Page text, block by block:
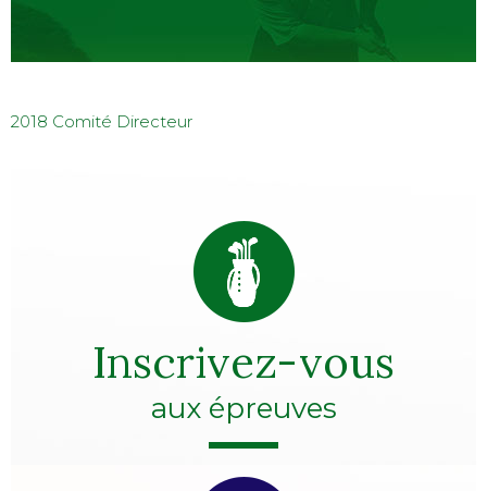
2018 Comité Directeur
Inscrivez-vous
aux épreuves